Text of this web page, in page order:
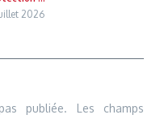
2026
publiée.
Les champs